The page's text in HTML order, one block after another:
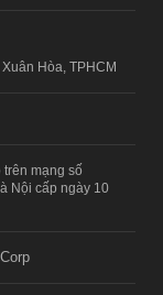
Hòa, TPHCM
mạng số
Nội cấp ngày 10